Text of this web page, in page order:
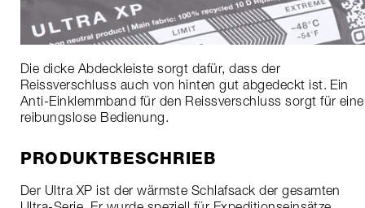
Die dicke Abdeckleiste sorgt dafür, dass der
Reissverschluss auch von hinten gut abgedeckt ist. Ein
Anti-Einklemmband für den Reissverschluss sorgt für eine
reibungslose Bedienung.
PRODUKTBESCHRIEB
Der Ultra XP ist der wärmste Schlafsack der gesamten